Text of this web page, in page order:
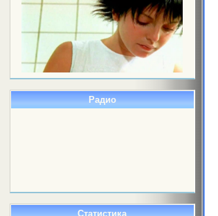
Радио
Статистика